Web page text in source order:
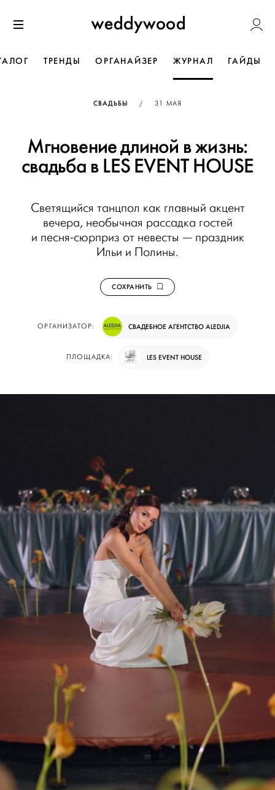
к содержанию
Weddywood
ТРЕНДЫ ОРГАНАЙЗЕР ЖУРНАЛ ГАЙДЫ
СВАДЬБЫ / ОПУБЛИКОВАНО
31 МАЯ
Мгновение длиной в жизнь:
свадьба в LES EVENT HOUSE
Светящийся танцпол как главный акцент
вечера, необычная рассадка гостей
и песня-сюрприз от невесты — праздник
Ильи и Полины.
СОХРАНИТЬ
ОРГАНИЗАТОР: СВАДЕБНОЕ АГЕНТСТВО ALEDJIA
ПЛОЩАДКА: LES EVENT HOUSE